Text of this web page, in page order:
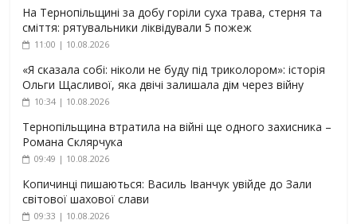
На Тернопільщині за добу горіли суха трава, стерня та
сміття: рятувальники ліквідували 5 пожеж
11:00 | 10.08.2026
«Я сказала собі: ніколи не буду під триколором»: історія
Ольги Щасливої, яка двічі залишала дім через війну
10:34 | 10.08.2026
Тернопільщина втратила на війні ще одного захисника –
Романа Склярчука
09:49 | 10.08.2026
Копичинці пишаються: Василь Іванчук увійде до Зали
світової шахової слави
09:33 | 10.08.2026